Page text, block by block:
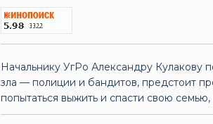
Начальнику УгРо Александру Кулакову
зла — полиции и бандитов, предстоит
попытаться выжить и спасти свою